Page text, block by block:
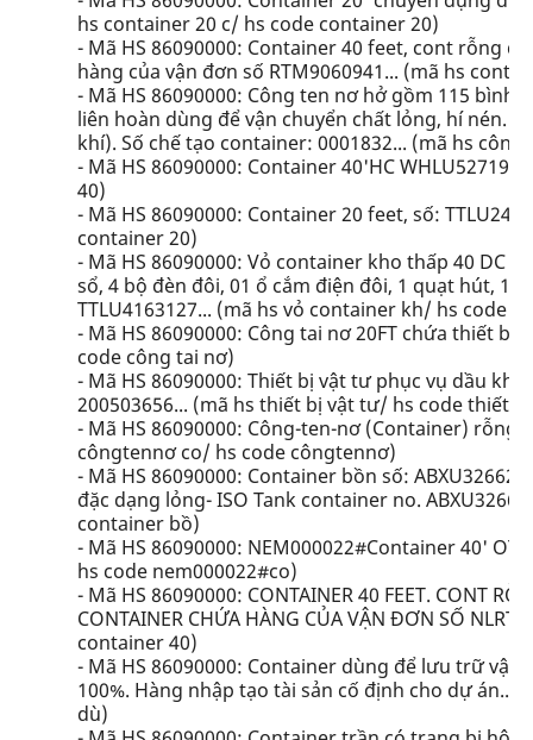
hs container 20 c/ hs code container 20)
- Mã HS 86090000: Container 40 feet, cont rỗng
hàng của vận đơn số RTM9060941... (mã hs
- Mã HS 86090000: Công ten nơ hở gồm 115
liên hoàn dùng để vận chuyển chất lỏng, hí nén.
khí). Số chế tạo container: 0001832... (mã hs
- Mã HS 86090000: Container 40'HC
40)
- Mã HS 86090000: Container 20 feet, số:
container 20)
- Mã HS 86090000: Vỏ container kho thấp 40 DC
sổ, 4 bộ đèn đôi, 01 ổ cắm điện đôi, 1 quạt hút,
TTLU4163127... (mã hs vỏ container kh/ hs code
- Mã HS 86090000: Công tai nơ 20FT chứa thiết bị
code công tai nơ)
- Mã HS 86090000: Thiết bị vật tư phục vụ dầu
200503656... (mã hs thiết bị vật tư/ hs code thiết
- Mã HS 86090000: Công-ten-nơ (Container) rỗng
côngtennơ co/ hs code côngtennơ)
- Mã HS 86090000: Container bồn số:
đặc dạng lỏng- ISO Tank container no.
container bồ)
- Mã HS 86090000: NEM000022#Container 40'
hs code nem000022#co)
- Mã HS 86090000: CONTAINER 40 FEET. CONT
CONTAINER CHỨA HÀNG CỦA VẬN ĐƠN SỐ
container 40)
- Mã HS 86090000: Container dùng để lưu trữ vật
100%. Hàng nhập tạo tài sản cố định cho dự
dù)